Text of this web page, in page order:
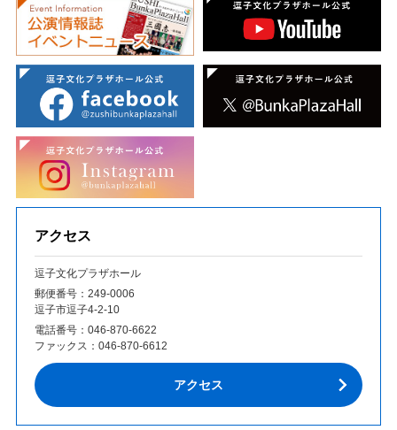
アクセス
逗子文化プラザホール
郵便番号：249‐0006
逗子市逗子4-2-10
電話番号： 046-870-6622
ファックス： 046-870-6612
アクセス